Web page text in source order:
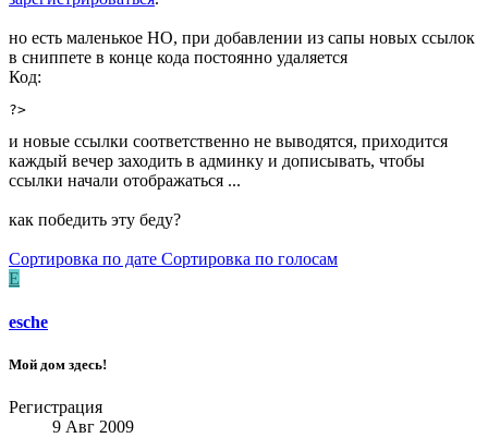
но есть маленькое НО, при добавлении из сапы новых ссылок
в сниппете в конце кода постоянно удаляется
Код:
?>
и новые ссылки соответственно не выводятся, приходится
каждый вечер заходить в админку и дописывать, чтобы
ссылки начали отображаться ...
как победить эту беду?
Сортировка по дате Сортировка по голосам
E
esche
Мой дом здесь!
Регистрация
9 Авг 2009